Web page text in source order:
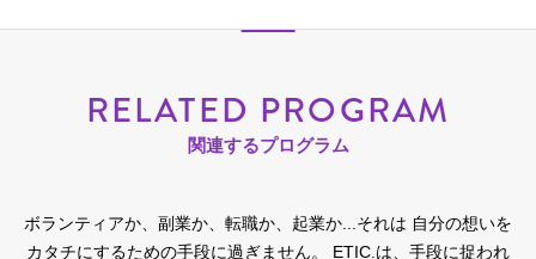
RELATED PROGRAM
関連するプログラム
ボランティアか、副業か、転職か、起業か...それは 自分の想いを
カタチにするための手段に過ぎません。
ETIC.は、手段に捉われ